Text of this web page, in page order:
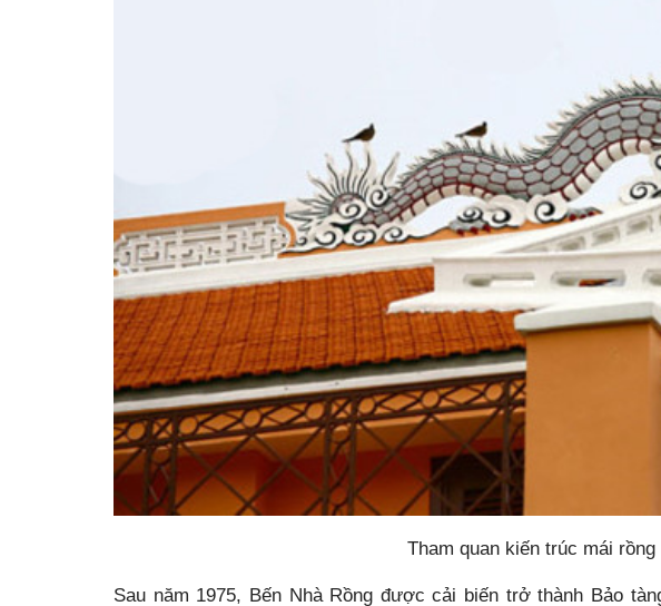
Tham quan kiến trúc mái rồng
Sau năm 1975, Bến Nhà Rồng được cải biến trở thành Bảo